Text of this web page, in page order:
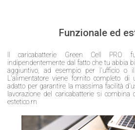
Funzionale ed
Il caricabatterie Green Cell PRO
indipendentemente dal fatto che tu abbia
aggiuntivo, ad esempio per l'ufficio o
L'alimentatore viene fornito completo
adatto per garantire la massima facilità
lavorazione del caricabatterie si
estetico.rn